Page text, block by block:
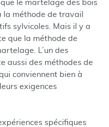
le martelage des bois
méthode de travail
sylvicoles. Mais il y a
que la méthode de
L’un des
aussi des méthodes de
conviennent bien à
exigences
spécifiques